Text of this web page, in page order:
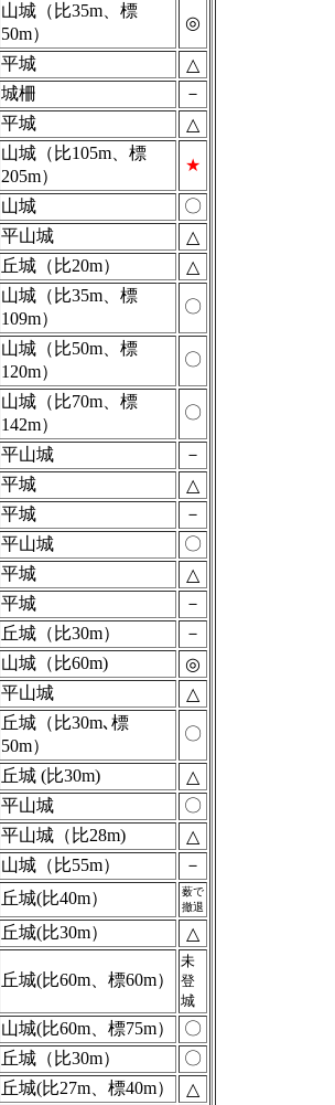
山城（比35m、標
50m）
◎
平城
△
城柵
－
平城 △
山城（比105m、標
205m）
★
山城
〇
平山城
△
丘城（比20m） △
山城（比35m、標
109m）
〇
山城（比50m、標
120m）
〇
山城（比70m、標
142m）
〇
平山城
－
平城
△
平城
－
平山城
〇
平城
△
平城
－
丘城（比30m）
－
山城（比60m)
◎
平山城 △
丘城（比30m､標
50m）
〇
丘城 (比30m)
△
平山城
〇
平山城（比28m)
△
山城（比55m）
－
丘城(比40m）
薮で
撤退
丘城(比30m） △
丘城(比60m、標60m）
未
登
城
山城(比60m、標75m）
〇
丘城（比30m）
〇
丘城(比27m、標40m）
△